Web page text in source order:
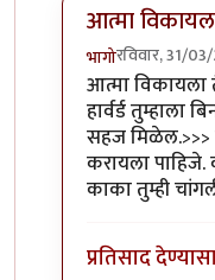
आत्मा
भागोरविवार, 31/
In reply to
आत्मा
हार्वर्ड तुम्हाला
सहज मिळेल.>>>
करायला
काका तुम्ही
प्रतिसाद